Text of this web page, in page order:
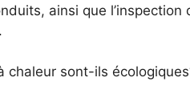
ainsi que l’inspection
chaleur sont-ils